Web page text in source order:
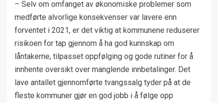
– Selv om omfanget av økonomiske problemer som
medførte alvorlige konsekvenser var lavere enn
forventet i 2021, er det viktig at kommunene reduserer
risikoen for tap gjennom å ha god kunnskap om
låntakerne, tilpasset oppfølging og gode rutiner for å
innhente oversikt over manglende innbetalinger. Det
lave antallet gjennomførte tvangssalg tyder på at de
fleste kommuner gjør en god jobb i å følge opp